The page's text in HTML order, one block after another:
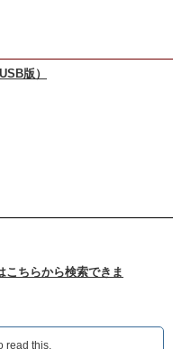
版）
こちらから検索できま
read this.‎